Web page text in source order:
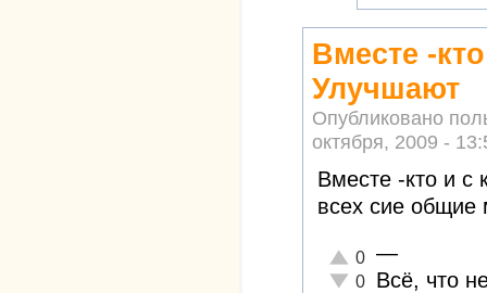
Вместе -
Улучшают
Опубликовано
октября, 2009 -
Вместе -кто и с
всех сие общие
Отлично!
0
Неадекватно!
0
—
Всё, что